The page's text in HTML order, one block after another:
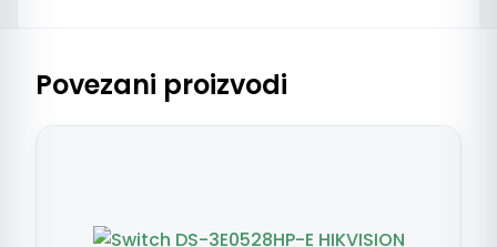
Povezani proizvodi